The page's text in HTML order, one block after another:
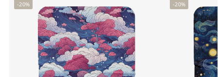
-20% -20%